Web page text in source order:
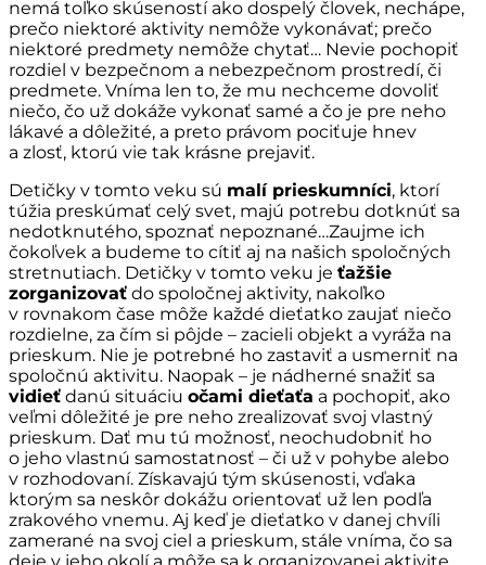
nemá toľko skúseností ako dospelý človek, nechápe,
prečo niektoré aktivity nemôže vykonávať; prečo
niektoré predmety nemôže chytať… Nevie pochopiť
rozdiel v bezpečnom a nebezpečnom prostredí, či
predmete. Vníma len to, že mu nechceme dovoliť
niečo, čo už dokáže vykonať samé a čo je pre neho
lákavé a dôležité, a preto právom pociťuje hnev
a zlosť, ktorú vie tak krásne prejaviť.
Detičky v tomto veku sú malí prieskumníci, ktorí
túžia preskúmať celý svet, majú potrebu dotknúť sa
nedotknutého, spoznať nepoznané…Zaujme ich
čokoľvek a budeme to cítiť aj na našich spoločných
stretnutiach. Detičky v tomto veku je ťažšie
zorganizovať do spoločnej aktivity, nakoľko
v rovnakom čase môže každé dieťatko zaujať niečo
rozdielne, za čím si pôjde – zacieli objekt a vyráža na
prieskum. Nie je potrebné ho zastaviť a usmerniť na
spoločnú aktivitu. Naopak – je nádherné snažiť sa
vidieť danú situáciu očami dieťaťa a pochopiť, ako
veľmi dôležité je pre neho zrealizovať svoj vlastný
prieskum. Dať mu tú možnosť, neochudobniť ho
o jeho vlastnú samostatnosť – či už v pohybe alebo
v rozhodovaní. Získavajú tým skúsenosti, vďaka
ktorým sa neskôr dokážu orientovať už len podľa
zrakového vnemu. Aj keď je dieťatko v danej chvíli
zamerané na svoj ciel a prieskum, stále vníma, čo sa